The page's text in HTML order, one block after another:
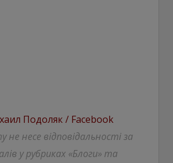
Подоляк / Facebook
не несе відповідальності за
у рубриках «Блоги» та